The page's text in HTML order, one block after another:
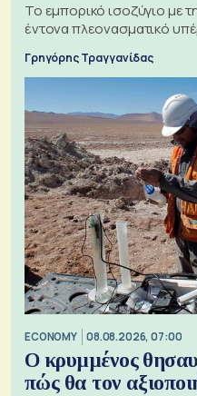
Το εμπορικό ισοζύγιο με
έντονα πλεονασματικό
Γρηγόρης Τραγγανίδας
ECONOMY 08.08.2026, 07:00
Ο κρυμμένος
πώς θα τον